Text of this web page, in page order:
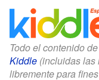
Todo el contenido
Kiddle (incluidas las
libremente para